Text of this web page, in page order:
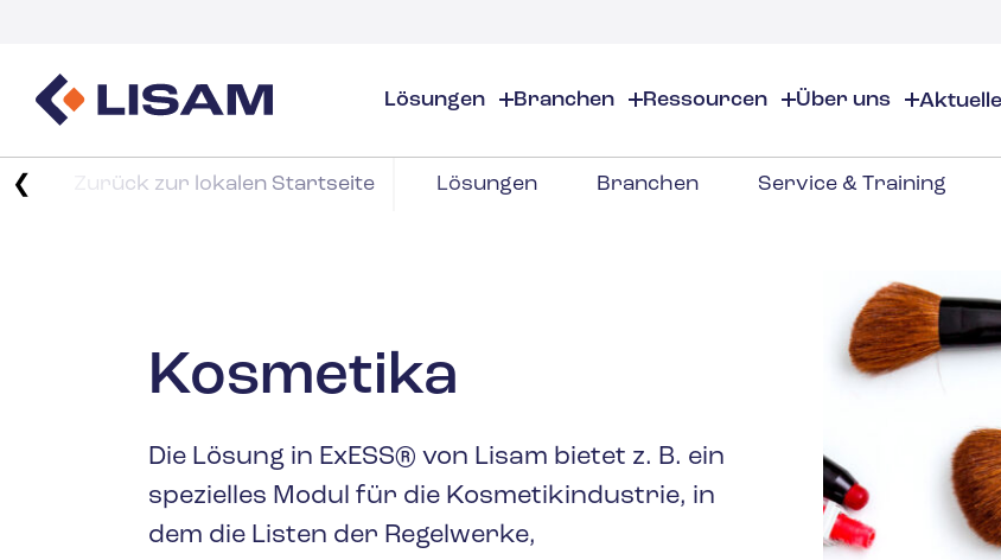
Lösungen Branchen Ressourcen Über uns
Produktverantwortung
PCN & UFI
EHS
Compliance-Kalender
Störfallmanagement
Branchen
Reinigungsmittel Aromen & Duftstoffe
Öl & Gas
Regulatorische Ressourcen EHS-
Geschäftliche
Über uns
❮ Zurück zur lokalen Startseite Lösungen Branchen Service & Training
Kosmetika
Die Lösung in ExESS® von Lisam bietet z. B. ein
spezielles Modul für die Kosmetikindustrie, in
dem die Listen der Regelwerke,